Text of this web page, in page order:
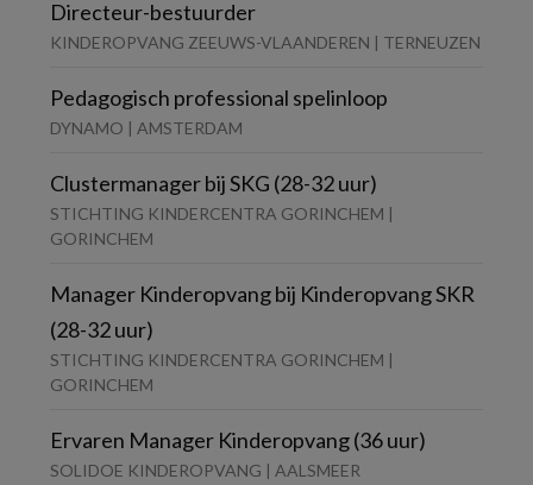
Directeur-bestuurder
KINDEROPVANG ZEEUWS-VLAANDEREN | TERNEUZEN
Pedagogisch professional spelinloop
DYNAMO | AMSTERDAM
Clustermanager bij SKG (28-32 uur)
STICHTING KINDERCENTRA GORINCHEM |
GORINCHEM
Manager Kinderopvang bij Kinderopvang SKR
(28-32 uur)
STICHTING KINDERCENTRA GORINCHEM |
GORINCHEM
Ervaren Manager Kinderopvang (36 uur)
SOLIDOE KINDEROPVANG | AALSMEER